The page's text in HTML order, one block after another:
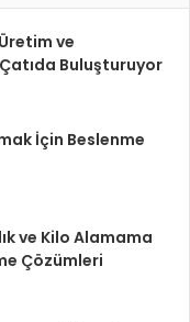
ve
Buluşturuyor
İçin Beslenme
ve Kilo Alamama
Çözümleri